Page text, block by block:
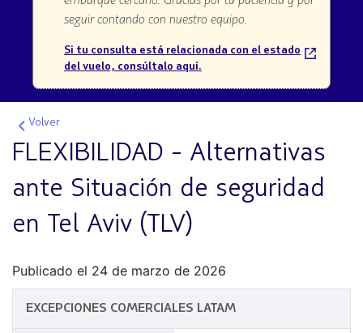
seguir contando con nuestro equipo.
Si tu consulta está relacionada con el estado
del vuelo, consúltalo aquí.
Volver
FLEXIBILIDAD - Alternativas
ante Situación de seguridad
en Tel Aviv (TLV)
Publicado el 24 de marzo de 2026
EXCEPCIONES COMERCIALES LATAM